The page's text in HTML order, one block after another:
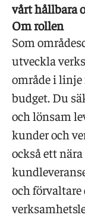
vårt hållbara
Om rollen
Som
utveckla
område i linje
budget. Du
och lönsam
kunder och
också ett
och